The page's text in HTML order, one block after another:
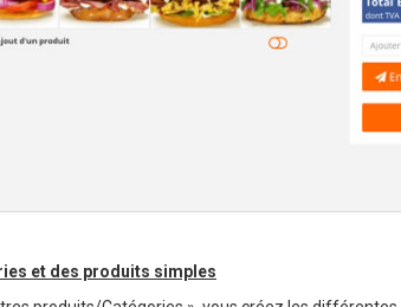
et des produits simples